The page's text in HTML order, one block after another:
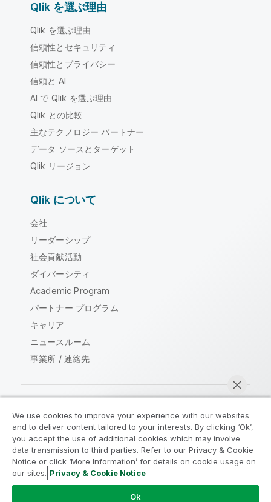
Qlik を選ぶ理由
Qlik を選ぶ理由
信頼性とセキュリティ
信頼性とプライバシー
信頼と AI
AI で Qlik を選ぶ理由
Qlik との比較
主なテクノロジー パートナー
データ ソースとターゲット
Qlik リージョン
Qlik について
会社
リーダーシップ
社会貢献活動
ダイバーシティ
Academic Program
パートナー プログラム
キャリア
ニュースルーム
事業所 / 連絡先
Qlik コミュニティ
法的契約 製品規約
Legal Policies
リーガルポリシー
利用規約
Do Not Share My Info
We use cookies to improve your experience with our websites
and to deliver content tailored to your interests. By clicking ‘Ok’,
you accept the use of additional cookies which may involve
data transmission to third parties. Refer to our Privacy & Cookie
Notice or click ‘More Information’ for details on cookie usage on
our sites. Privacy & Cookie Notice
Ok